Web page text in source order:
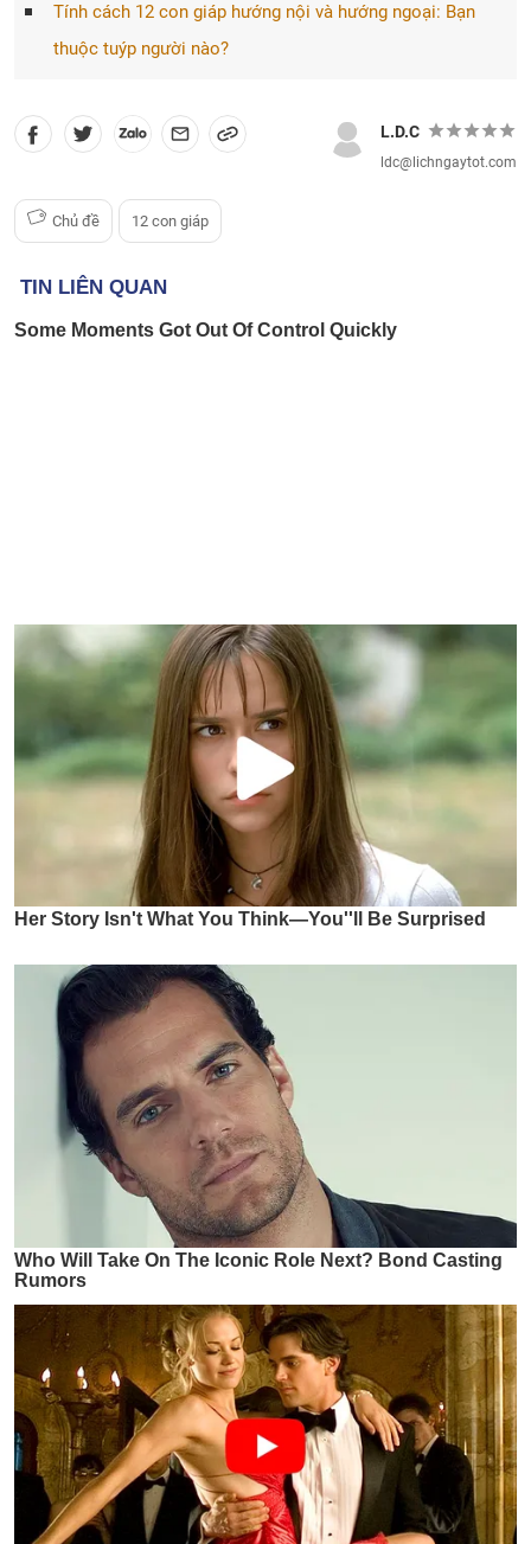
Tính cách 12 con giáp hướng nội và hướng ngoại: Bạn
thuộc tuýp người nào?
L.D.C
ldc@lichngaytot.com
Chủ đề 12 con giáp